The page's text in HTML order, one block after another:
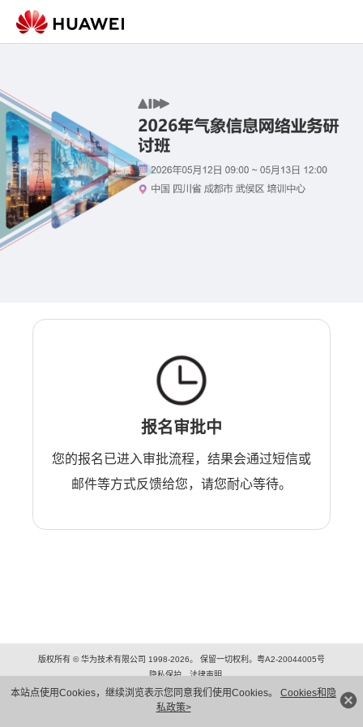
本站点使用Cookies，继续浏览表示您同意我们使用Cookies。 Cookies和隐
私政策>
报名审批中
您的报名已进入审批流程，结果会通过短信或
邮件等方式反馈给您，请您耐心等待。
版权所有 © 华为技术有限公司 1998-2026。 保留一切权利。粤A2-20044005号
隐私保护
法律声明